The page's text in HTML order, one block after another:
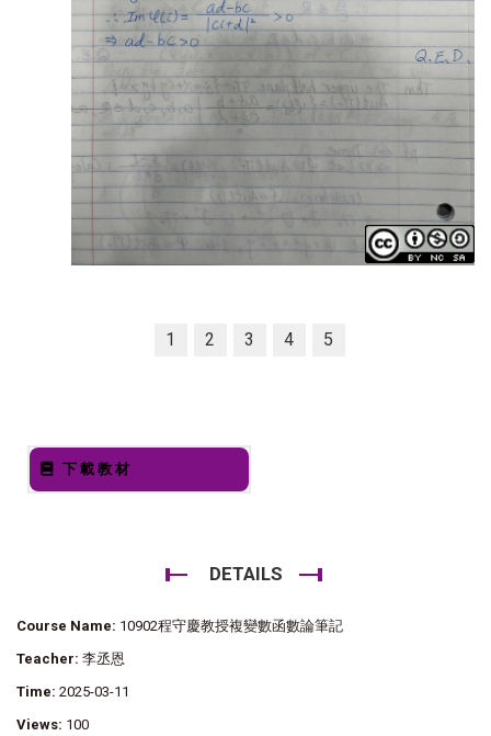
1 2 3 4 5
下載教材
DETAILS
Course Name: 10902程守慶教授複變數函數論筆記
Teacher: 李丞恩
Time: 2025-03-11
Views: 100